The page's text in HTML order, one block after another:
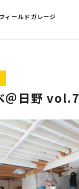
ィールドガレージ
＠日野 vol.7